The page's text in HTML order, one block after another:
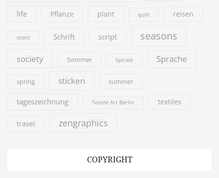
life Pflanze plant quilt reisen
scent Schrift script seasons
society Sommer Spirale Sprache
spring sticken summer
tageszeichnung Textile Art Berlin textiles
travel zengraphics
COPYRIGHT